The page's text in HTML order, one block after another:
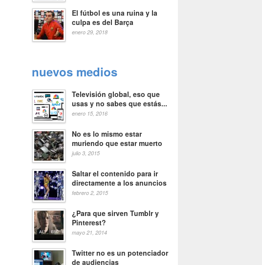
El fútbol es una ruina y la
culpa es del Barça
enero 29, 2018
nuevos medios
Televisión global, eso que
usas y no sabes que estás...
enero 15, 2016
No es lo mismo estar
muriendo que estar muerto
julio 3, 2015
Saltar el contenido para ir
directamente a los anuncios
febrero 2, 2015
¿Para que sirven Tumblr y
Pinterest?
mayo 21, 2014
Twitter no es un potenciador
de audiencias